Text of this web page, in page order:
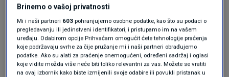
Oglas
Brinemo o vašoj privatnosti
Mi i naši partneri 603 pohranjujemo osobne podatke, kao što su podaci o
pregledavanju ili jedinstveni identifikatori, i pristupamo im na vašem
uređaju. Odabirom opcije Prihvaćam omogućit ćete tehnologije praćenja
koje podržavaju svrhe za čije pružanje mi i naši partneri obrađujemo
podatke. Ako su alati za praćenje onemogućeni, određeni sadržaj i oglasi
koje vidite možda više neće biti toliko relevantni za vas. Možete se vratiti
na ovaj izbornik kako biste izmijenili svoje odabire ili povukli pristanak u